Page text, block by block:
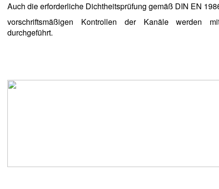
Auch die erforderliche Dichtheitsprüfung gemäß DIN EN
vorschriftsmäßigen Kontrollen der Kanäle werden
durchgeführt.